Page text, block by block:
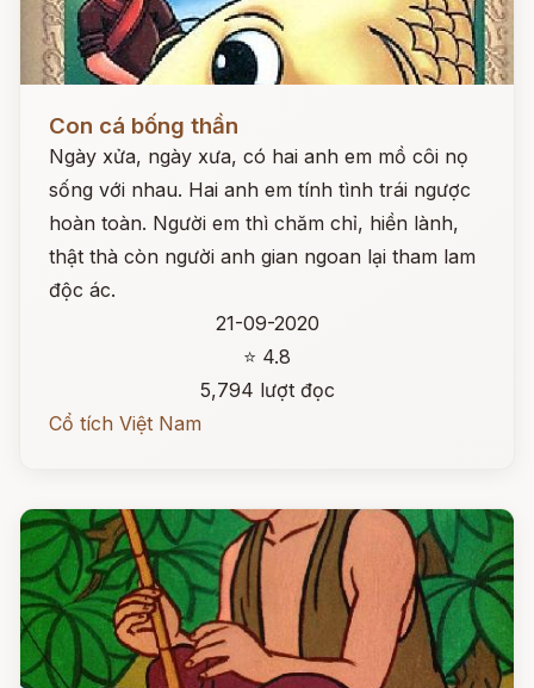
Con cá bống thần
Ngày xửa, ngày xưa, có hai anh em mồ côi nọ
sống với nhau. Hai anh em tính tình trái ngược
hoàn toàn. Người em thì chăm chỉ, hiền lành,
thật thà còn người anh gian ngoan lại tham lam
độc ác.
21-09-2020
⭐ 4.8
5,794 lượt đọc
Cổ tích Việt Nam